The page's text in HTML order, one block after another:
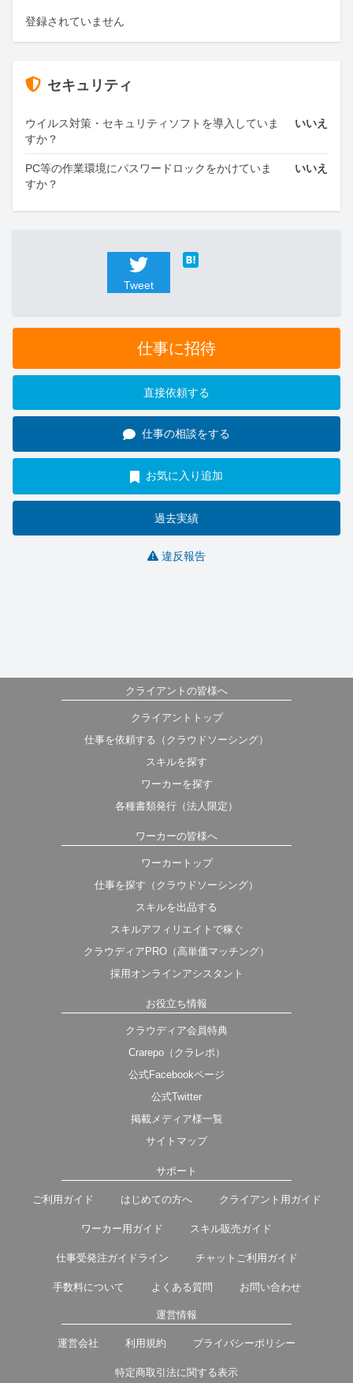
登録されていません
セキュリティ
ウイルス対策・セキュリティソフトを導入していま
すか？
いいえ
PC等の作業環境にパスワードロックをかけていま
すか？
いいえ
Tweet
仕事に招待
直接依頼する
仕事の相談をする
お気に入り追加
過去実績
違反報告
クライアントの皆様へ
クライアントトップ
仕事を依頼する（クラウドソーシング）
スキルを探す
ワーカーを探す
各種書類発行（法人限定）
ワーカーの皆様へ
ワーカートップ
仕事を探す（クラウドソーシング）
スキルを出品する
スキルアフィリエイトで稼ぐ
クラウディアPRO（高単価マッチング）
採用オンラインアシスタント
お役立ち情報
クラウディア会員特典
Crarepo（クラレポ）
公式Facebookページ
公式Twitter
掲載メディア様一覧
サイトマップ
サポート
ご利用ガイド はじめての方へ クライアント用ガイド
ワーカー用ガイド スキル販売ガイド
仕事受発注ガイドライン チャットご利用ガイド
手数料について よくある質問 お問い合わせ
運営情報
運営会社 利用規約 プライバシーポリシー
特定商取引法に関する表示